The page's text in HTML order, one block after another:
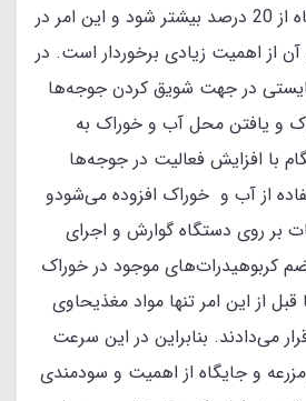
تاریک‌ترین نقطه جایگاه از 20 درصد بیشتر شود و این امر در
از اهمیت زیادی برخوردار است. در
در جهت شویق کردن جوجه‌ها
و یافتن محل آب و خوراک به
با افزایش فعالیت در جوجه‌ها
از آب و خوراک افزوده می‌شودو
بر روی دستگاه گوارش و اجرای
کربوهیدرات‌های موجود در خوراک
از این امر تنها مواد مغذیحاوی
می‌دادند. بنابراین در این سرعت
و جایگاه از اهمیت و سودمندی